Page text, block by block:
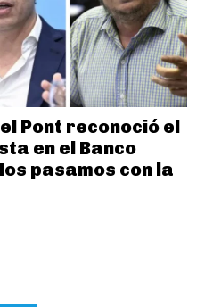
Pont reconoció el
en el Banco
pasamos con la